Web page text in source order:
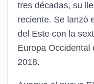
tres décadas, su
reciente. Se lanzó
del Este con la
Europa Occidental
2018.